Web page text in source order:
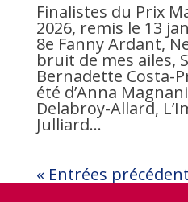
Finalistes du Prix
2026, remis le 13
8e Fanny Ardant,
bruit de mes ailes,
Bernadette Costa-
été d’Anna
Delabroy-Allard,
Julliard...
« Entrées